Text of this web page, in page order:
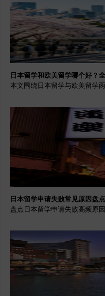
日本留学和欧美留学哪个好？
本文围绕日本留学与欧美留学
日本留学申请失败常见原因盘
盘点日本留学申请失败高频原